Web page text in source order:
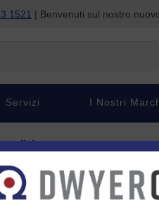
1521 | Benvenuti sul nostro
Servizi I Nostri
en superficie